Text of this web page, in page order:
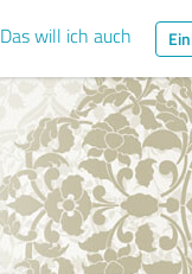
Das will ich auch